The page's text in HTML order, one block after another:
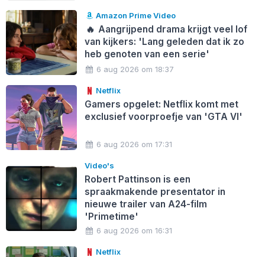
Amazon Prime Video
🔥 Aangrijpend drama krijgt veel lof
van kijkers: 'Lang geleden dat ik zo
heb genoten van een serie'
6 aug 2026 om 18:37
Netflix
Gamers opgelet: Netflix komt met
exclusief voorproefje van 'GTA VI'
6 aug 2026 om 17:31
Video's
Robert Pattinson is een
spraakmakende presentator in
nieuwe trailer van A24-film
'Primetime'
6 aug 2026 om 16:31
Netflix